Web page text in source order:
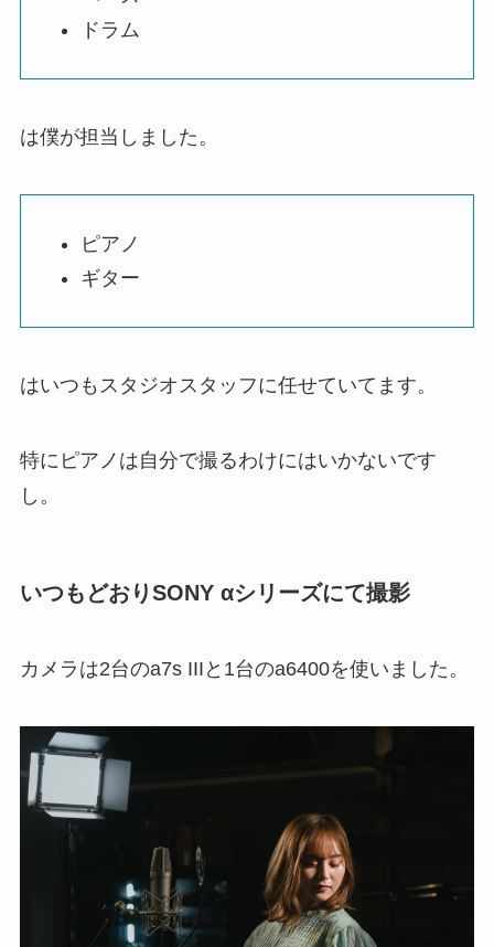
ドラム
は僕が担当しました。
ピアノ
ギター
はいつもスタジオスタッフに任せていてます。
特にピアノは自分で撮るわけにはいかないです
し。
いつもどおりSONY αシリーズにて撮影
カメラは2台のa7s IIIと1台のa6400を使いました。